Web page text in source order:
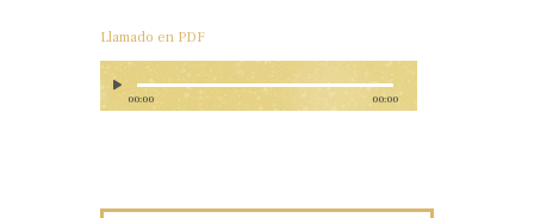
Llamado en PDF
00:00 00:00